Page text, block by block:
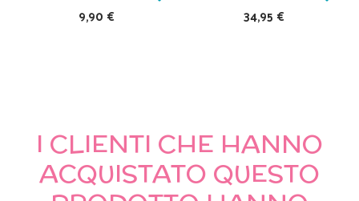
9,90 € 34,95 €
I CLIENTI CHE HANNO
ACQUISTATO QUESTO